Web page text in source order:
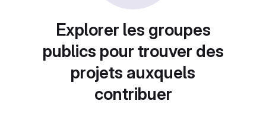
Explorer les groupes
publics pour trouver des
projets auxquels
contribuer